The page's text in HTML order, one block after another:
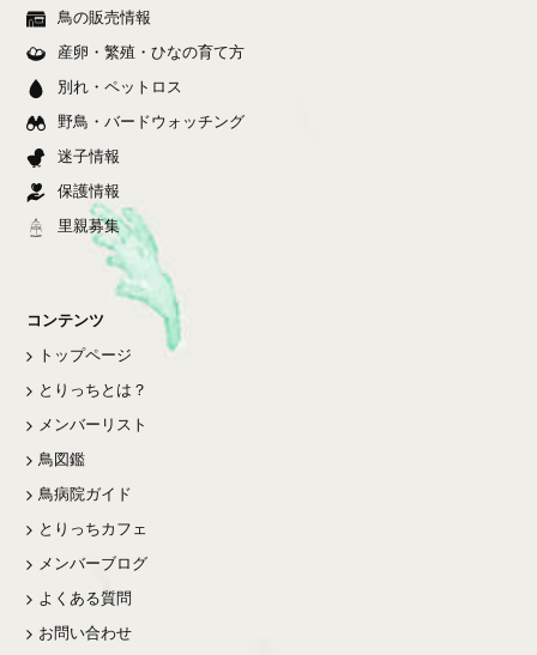
鳥の販売情報
産卵・繁殖・ひなの育て方
別れ・ペットロス
野鳥・バードウォッチング
迷子情報
保護情報
里親募集
コンテンツ
トップページ
とりっちとは？
メンバーリスト
鳥図鑑
鳥病院ガイド
とりっちカフェ
メンバーブログ
よくある質問
お問い合わせ